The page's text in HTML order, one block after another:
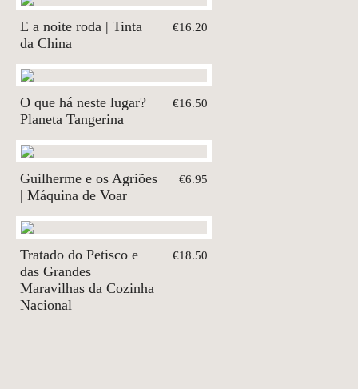
E a noite roda | Tinta
da China
€16.20
O que há neste lugar?
Planeta Tangerina
€16.50
Guilherme e os Agriões
| Máquina de Voar
€6.95
Tratado do Petisco e
das Grandes
Maravilhas da Cozinha
Nacional
€18.50